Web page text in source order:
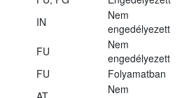
IN
Nem
engedélyezett
FU
Nem
engedélyezett
FU
Folyamatban
Nem